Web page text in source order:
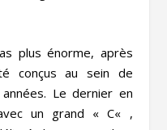
plus énorme, après
conçus au sein de
années. Le dernier en
un grand «C« ,